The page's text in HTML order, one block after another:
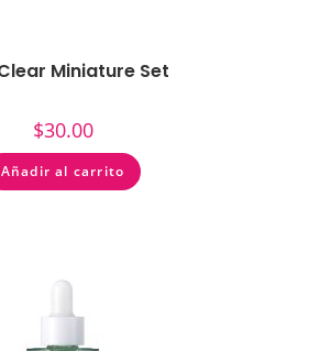
Miniature Set
$30.00
Añadir al carrito